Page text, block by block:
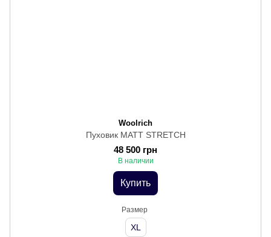
Woolrich
Пуховик MATT STRETCH
48 500 грн
В наличии
Купить
Размер
XL